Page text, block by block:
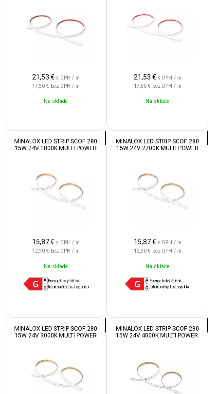
21,53 € s DPH / m
17,50 € bez DPH / m
Na sklade
21,53 € s DPH / m
17,50 € bez DPH / m
Na sklade
MINALOX LED STRIP SCOF 280
15W 24V 1800K MULTI POWER
15,87 € s DPH / m
12,90 € bez DPH / m
Na sklade
Energetický štítok
Informačný list výrobku
MINALOX LED STRIP SCOF 280
15W 24V 2700K MULTI POWER
15,87 € s DPH / m
12,90 € bez DPH / m
Na sklade
Energetický štítok
Informačný list výrobku
MINALOX LED STRIP SCOF 280
15W 24V 3000K MULTI POWER
MINALOX LED STRIP SCOF 280
15W 24V 4000K MULTI POWER